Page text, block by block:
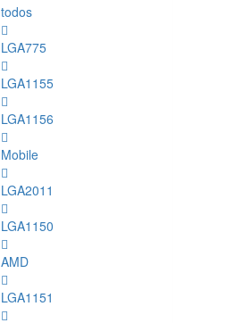
todos
LGA775
LGA1155
LGA1156
Mobile
LGA2011
LGA1150
AMD
LGA1151